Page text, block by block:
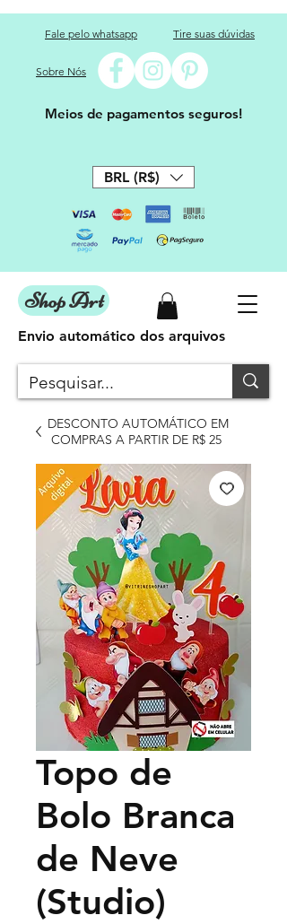
Fale pelo whatsapp Tire suas dúvidas
Sobre Nós
Meios de pagamentos seguros!
BRL (R$)
Shop Art
DESCONTO AUTOMÁTICO EM
COMPRAS A PARTIR DE R$ 25
Envio automático dos arquivos
Topo de
Bolo Branca
de Neve
(Studio)